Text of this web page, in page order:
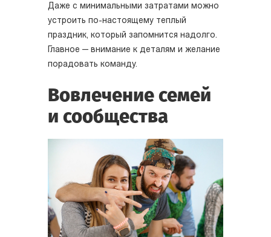
Даже с минимальными затратами можно
устроить по-настоящему теплый
праздник, который запомнится надолго.
Главное — внимание к деталям и желание
порадовать команду.
Вовлечение семей
и сообщества